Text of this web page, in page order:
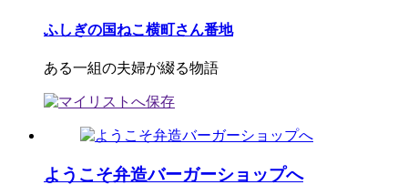
ふしぎの国ねこ横町さん番地
ある一組の夫婦が綴る物語
ようこそ弁造バーガーショップへ